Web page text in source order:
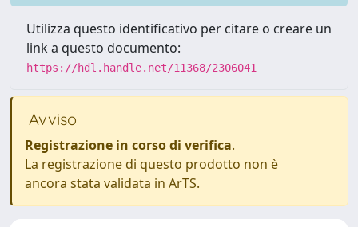
Utilizza questo identificativo per citare o creare un
link a questo documento:
https://hdl.handle.net/11368/2306041
Avviso
Registrazione in corso di verifica.
La registrazione di questo prodotto non è
ancora stata validata in ArTS.